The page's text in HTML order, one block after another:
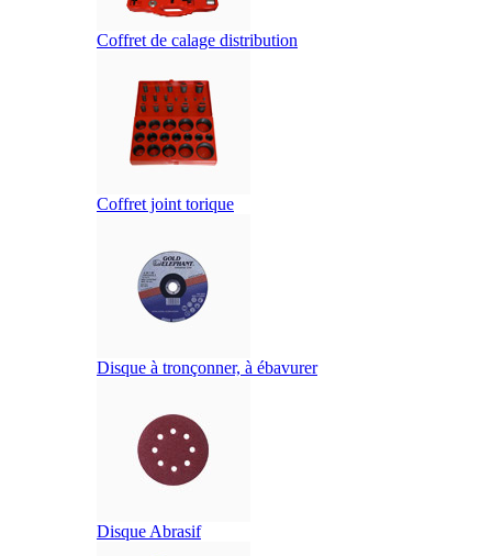
Coffret de calage distribution
Coffret joint torique
Disque à tronçonner, à ébavurer
Disque Abrasif